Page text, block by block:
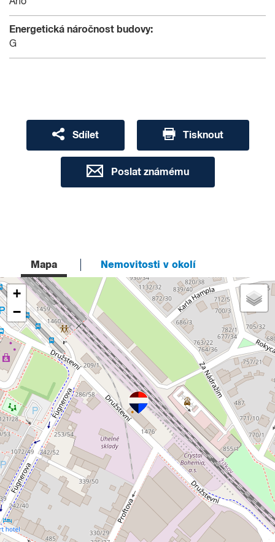
Energetická náročnost budovy:
G
Sdílet Tisknout
Poslat známému
Mapa Nemovitosti v okolí
+
−